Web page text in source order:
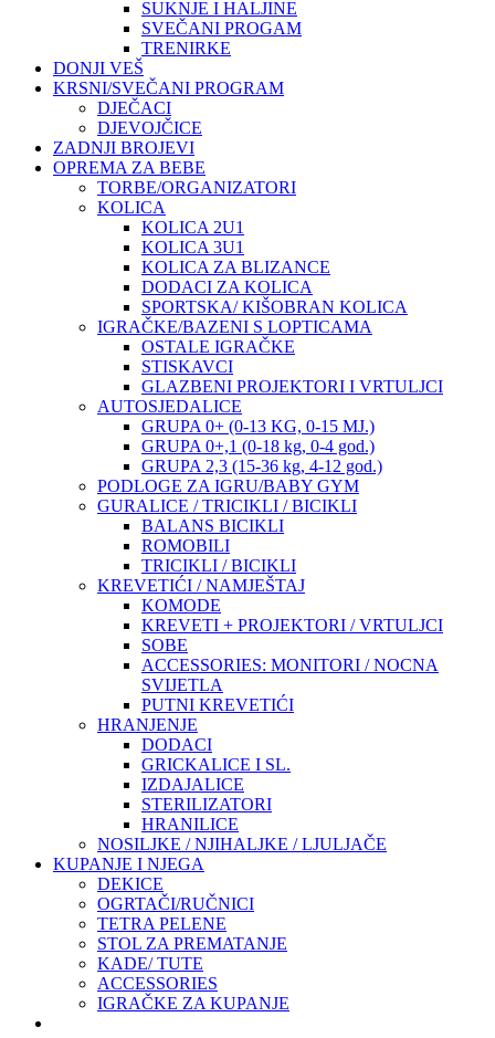
SUKNJE I HALJINE
SVEČANI PROGAM
TRENIRKE
DONJI VEŠ
KRSNI/SVEČANI PROGRAM
DJEČACI
DJEVOJČICE
ZADNJI BROJEVI
OPREMA ZA BEBE
TORBE/ORGANIZATORI
KOLICA
KOLICA 2U1
KOLICA 3U1
KOLICA ZA BLIZANCE
DODACI ZA KOLICA
SPORTSKA/ KIŠOBRAN KOLICA
IGRAČKE/BAZENI S LOPTICAMA
OSTALE IGRAČKE
STISKAVCI
GLAZBENI PROJEKTORI I VRTULJCI
AUTOSJEDALICE
GRUPA 0+ (0-13 KG, 0-15 MJ.)
GRUPA 0+,1 (0-18 kg, 0-4 god.)
GRUPA 2,3 (15-36 kg, 4-12 god.)
PODLOGE ZA IGRU/BABY GYM
GURALICE / TRICIKLI / BICIKLI
BALANS BICIKLI
ROMOBILI
TRICIKLI / BICIKLI
KREVETIĆI / NAMJEŠTAJ
KOMODE
KREVETI + PROJEKTORI / VRTULJCI
SOBE
ACCESSORIES: MONITORI / NOCNA
SVIJETLA
PUTNI KREVETIĆI
HRANJENJE
DODACI
GRICKALICE I SL.
IZDAJALICE
STERILIZATORI
HRANILICE
NOSILJKE / NJIHALJKE / LJULJAČE
KUPANJE I NJEGA
DEKICE
OGRTAČI/RUČNICI
TETRA PELENE
STOL ZA PREMATANJE
KADE/ TUTE
ACCESSORIES
IGRAČKE ZA KUPANJE